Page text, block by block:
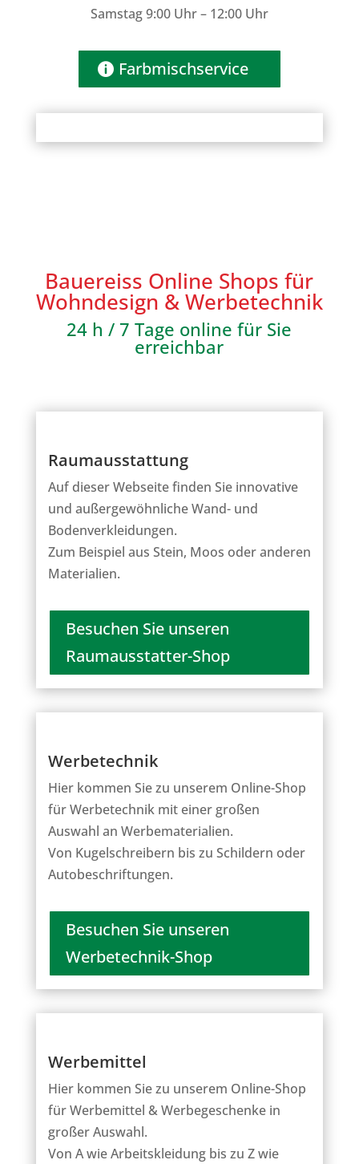
Samstag 9:00 Uhr – 12:00 Uhr
Farbmischservice
Bauereiss Online Shops für
Wohndesign & Werbetechnik
24 h / 7 Tage online für Sie
erreichbar
Raumausstattung
Auf dieser Webseite finden Sie innovative
und außergewöhnliche Wand- und
Bodenverkleidungen.
Zum Beispiel aus Stein, Moos oder anderen
Materialien.
Besuchen Sie unseren
Raumausstatter-Shop
Werbetechnik
Hier kommen Sie zu unserem Online-Shop
für Werbetechnik mit einer großen
Auswahl an Werbematerialien.
Von Kugelschreibern bis zu Schildern oder
Autobeschriftungen.
Besuchen Sie unseren
Werbetechnik-Shop
Werbemittel
Hier kommen Sie zu unserem Online-Shop
für Werbemittel & Werbegeschenke in
großer Auswahl.
Von A wie Arbeitskleidung bis zu Z wie